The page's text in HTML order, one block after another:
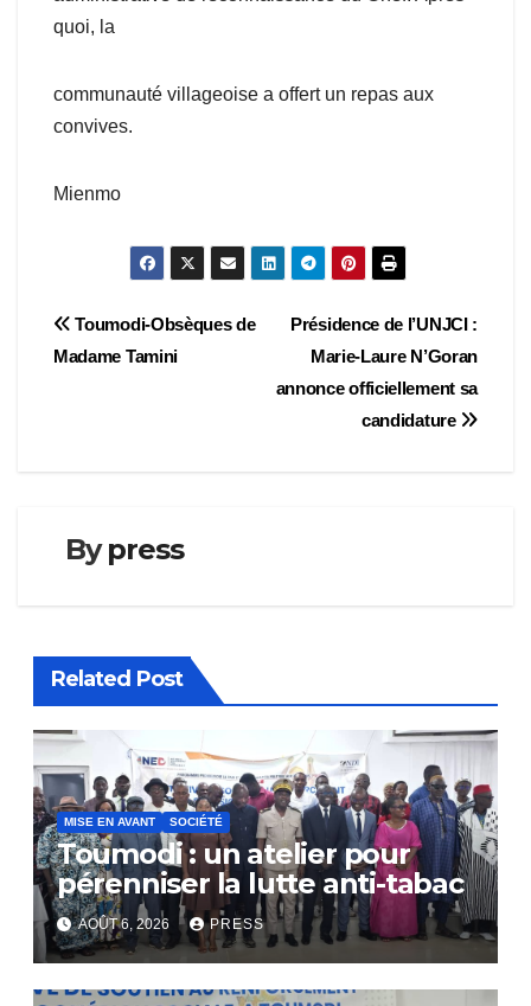
quoi, la
communauté villageoise a offert un repas aux
convives.
Mienmo
Navigation
Présidence de l’UNJCI :
Marie-Laure N’Goran
annonce officiellement sa
candidature
Toumodi-Obsèques de
Madame Tamini
Bypress
Related Post
MISE EN AVANT SOCIÉTÉ
Toumodi : un atelier pour
pérenniser la lutte anti-tabac
AOÛT 6, 2026 PRESS